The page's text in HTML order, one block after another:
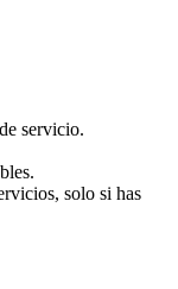
servicio.
solo si has